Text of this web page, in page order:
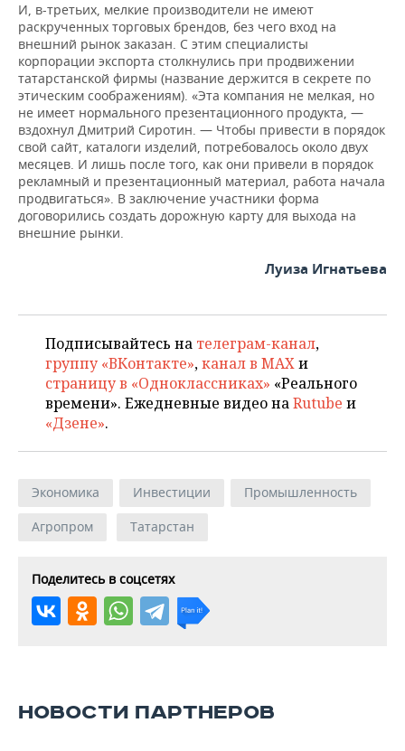
И, в-третьих, мелкие производители не имеют
раскрученных торговых брендов, без чего вход на
внешний рынок заказан. С этим специалисты
корпорации экспорта столкнулись при продвижении
татарстанской фирмы (название держится в секрете по
этическим соображениям). «Эта компания не мелкая, но
не имеет нормального презентационного продукта, —
вздохнул Дмитрий Сиротин. — Чтобы привести в порядок
свой сайт, каталоги изделий, потребовалось около двух
месяцев. И лишь после того, как они привели в порядок
рекламный и презентационный материал, работа начала
продвигаться». В заключение участники форма
договорились создать дорожную карту для выхода на
внешние рынки.
Луиза Игнатьева
Подписывайтесь на телеграм-канал,
группу «ВКонтакте»,канал в MAXи
страницу в «Одноклассниках» «Реального
времени». Ежедневные видео наRutube и
«Дзене».
Экономика Инвестиции
Промышленность
Агропром
Татарстан
Поделитесь в соцсетях
НОВОСТИ ПАРТНЕРОВ